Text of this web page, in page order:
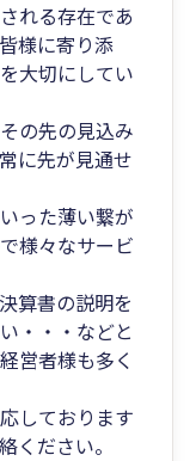
れる存在であ
様に寄り添
大切にしてい
の先の見込み
に先が見通せ
った薄い繋が
様々なサービ
算書の説明を
・・・などと
営者様も多く
しております
ください。